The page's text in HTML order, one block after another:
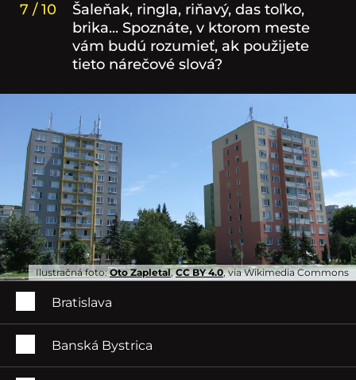
7 / 10
Šaleňak, ringla, riňavý, das toľko,
brika... Spoznáte, v ktorom meste
vám budú rozumieť, ak použijete
tieto nárečové slová?
Ilustračná foto:Oto Zapletal,CC BY 4.0, via Wikimedia Commons
Bratislava
Banská Bystrica